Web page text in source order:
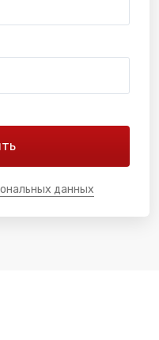
данных